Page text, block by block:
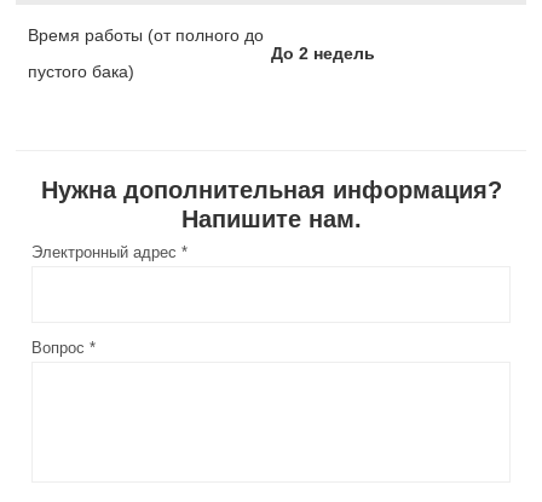
Время работы (от полного до
пустого бака)
До 2 недель
Нужна дополнительная информация?
Напишите нам.
Электронный адрес *
Вопрос *